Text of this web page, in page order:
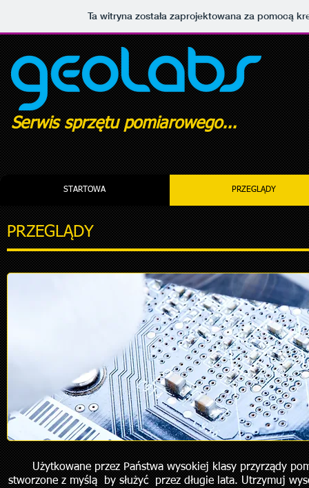
Ta witryna została zaprojektowana za pomocą
Serwis sprzętu pomiarowego...
STARTOWA PRZEGLĄDY
PRZEGLĄDY
Użytkowane przez Państwa wysokiej klasy przyrządy
stworzone z myślą by służyć przez długie lata. Utrzymuj